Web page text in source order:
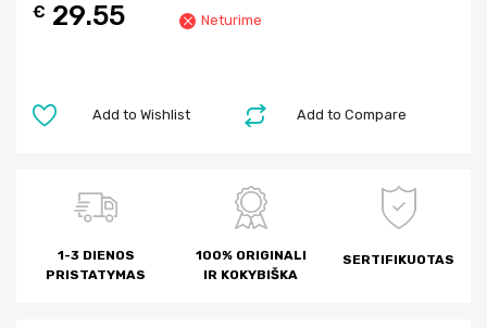
€ 29.55 Neturime
Add to Compare
Add to Wishlist
1-3 DIENOS
PRISTATYMAS
100% ORIGINALI
IR KOKYBIŠKA
SERTIFIKUOTAS